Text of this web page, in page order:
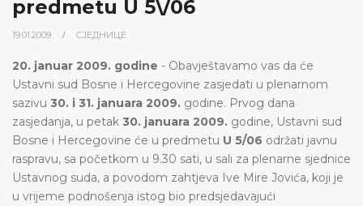
predmetu U 5\/06
19.01.2009. СЈЕДНИЦЕ
20. januar 2009. godine - Obavještavamo vas da će
Ustavni sud Bosne i Hercegovine zasjedati u plenarnom
sazivu 30. i 31. januara 2009. godine. Prvog dana
zasjedanja, u petak 30. januara 2009. godine, Ustavni sud
Bosne i Hercegovine će u predmetu U 5/06 održati javnu
raspravu, sa početkom u 9.30 sati, u sali za plenarne sjednice
Ustavnog suda, a povodom zahtjeva Ive Mire Jovića, koji je
u vrijeme podnošenja istog bio predsjedavajući